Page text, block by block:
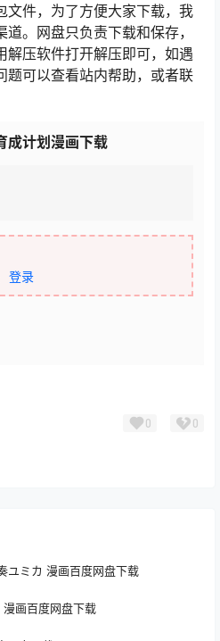
文件，为了方便大家下载，我
。网盘只负责下载和保存，
解压软件打开解压即可，如遇
题可以查看站内帮助，或者联
成计划漫画下载
登录
0 0
ユミカ 漫画百度网盘下载
画百度网盘下载